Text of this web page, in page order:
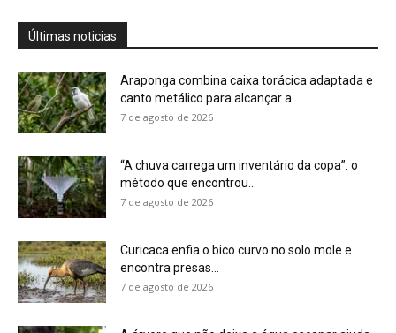
A árvore que não deixa a água escapar ajuda
7 de agosto de 2026
7 de agosto de 2026